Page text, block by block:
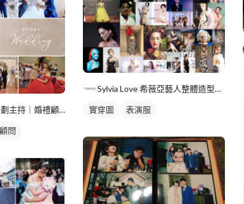
Tina|千千 婚禮企劃主持｜婚禮顧問｜春酒尾牙
問
Sylvia Love 希薇亞藝人整體造型設計
實穿圖 表演服